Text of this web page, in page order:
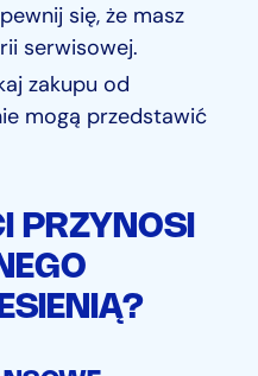
się, że masz
serwisowej.
zakupu od
mogą przedstawić
PRZYNOSI